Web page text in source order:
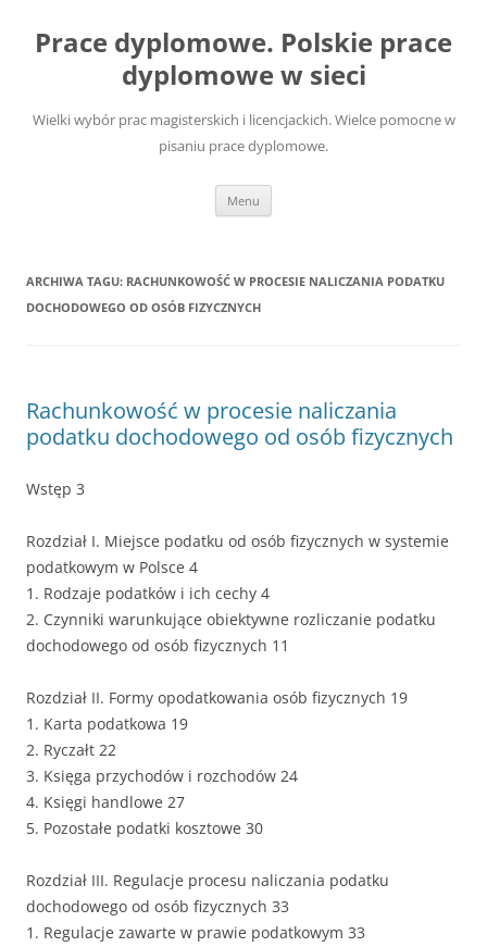
treści
Prace dyplomowe. Polskie prace
dyplomowe w sieci
Wielki wybór prac magisterskich i licencjackich. Wielce pomocne w
pisaniu prace dyplomowe.
Menu
ARCHIWA TAGU: RACHUNKOWOŚĆ W PROCESIE NALICZANIA PODATKU
DOCHODOWEGO OD OSÓB FIZYCZNYCH
Rachunkowość w procesie naliczania
podatku dochodowego od osób fizycznych
Wstęp 3
Rozdział I. Miejsce podatku od osób fizycznych w systemie
podatkowym w Polsce 4
1. Rodzaje podatków i ich cechy 4
2. Czynniki warunkujące obiektywne rozliczanie podatku
dochodowego od osób fizycznych 11
Rozdział II. Formy opodatkowania osób fizycznych 19
1. Karta podatkowa 19
2. Ryczałt 22
3. Księga przychodów i rozchodów 24
4. Księgi handlowe 27
5. Pozostałe podatki kosztowe 30
Rozdział III. Regulacje procesu naliczania podatku
dochodowego od osób fizycznych 33
1. Regulacje zawarte w prawie podatkowym 33